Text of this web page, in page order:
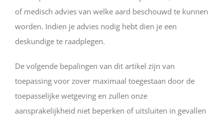
of medisch advies van welke aard beschouwd te kunnen
worden. Indien je advies nodig hebt dien je een
deskundige te raadplegen.
De volgende bepalingen van dit artikel zijn van
toepassing voor zover maximaal toegestaan door de
toepasselijke wetgeving en zullen onze
aansprakelijkheid niet beperken of uitsluiten in gevallen